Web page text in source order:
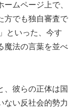
ムページ上で、
方でも独自審査で
といった、今す
魔法の言葉を並べ
、彼らの正体は国
ない反社会的勢力